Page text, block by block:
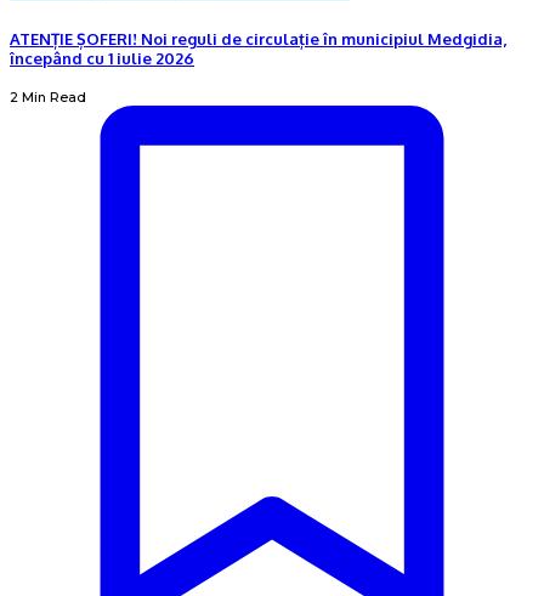
ATENȚIE ȘOFERI! Noi reguli de circulație în municipiul Medgidia,
începând cu 1 iulie 2026
2 Min Read